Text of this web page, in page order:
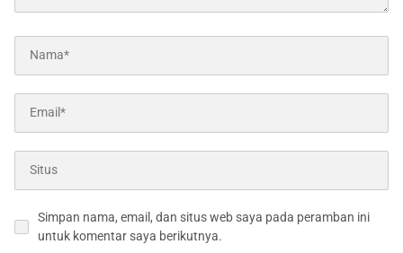
Simpan nama, email, dan situs web saya pada peramban ini
untuk komentar saya berikutnya.